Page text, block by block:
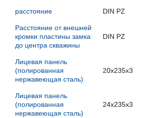
расстояние DIN PZ
Расстояние от внешней
кромки пластины замка
до центра скважины
DIN PZ
Лицевая панель
(полированная
нержавеющая сталь)
20x235x3
Лицевая панель
(полированная
нержавеющая сталь)
24x235x3